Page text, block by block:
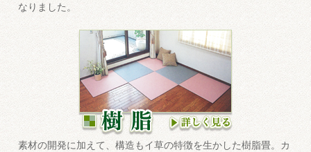
なりました。
素材の開発に加えて、構造もイ草の特徴を生かした樹脂畳。カ